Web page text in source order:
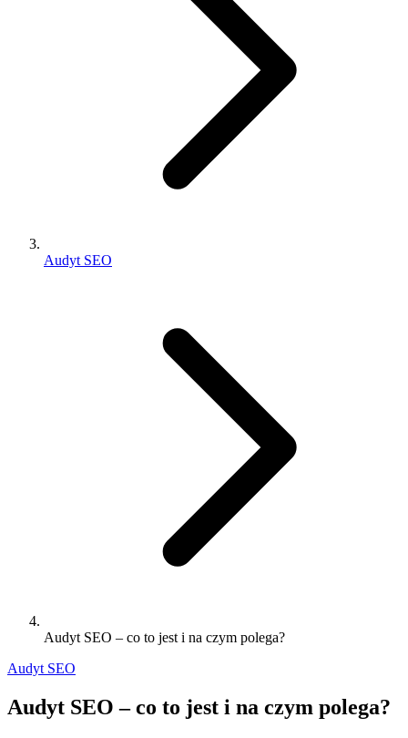
Audyt SEO
Audyt SEO – co to jest i na czym polega?
Audyt SEO
Audyt SEO – co to jest i na czym polega?